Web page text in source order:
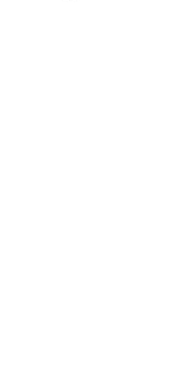
tips over
stedentrip niet
straatjes en
past
handige
tips voor
en uitgaan.